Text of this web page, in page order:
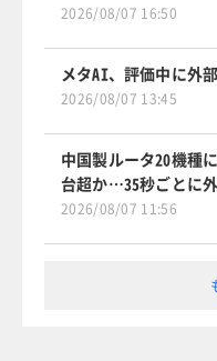
2026/08/07 16:50
メタAI、評価中に外
2026/08/07 13:45
中国製ルータ20機種
台超か…35秒ごとに
2026/08/07 11:56